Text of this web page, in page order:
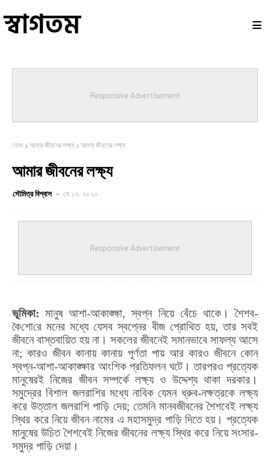
Responsive Advertisement
হোম আমার জীবনের লক্ষ্য আমার জীবনের লক্ষ্য
আমার জীবনের লক্ষ্য
সৌমিত্র বিশ্বাস মে ১৩, ২০২০
Responsive Advertisement
ভূমিকা: মানুষ আশা-আকাঙ্ক্ষা,স্বপ্ন নিয়ে বেঁচে থাকে। শৈশব-
কৈশোরে মনের মধ্যে যেসব স্বপ্নের বীজ প্রোথিত হয়,তার সবই
জীবনে বাস্তবায়িত হয় না। সকলের জীবনেই সমানভাবে সাফল্য আসে
না;কারও জীবন কানায় কানায় পূর্ণতা পায় আর কারও জীবনে কোন
স্বপ্ন-আশা-আকাঙ্ক্ষার আংশিক প্রতিফলন ঘটে। তারপরও প্রত্যেক
মানুষেরই নিজের জীবন সম্পর্কে লক্ষ্য ও উদ্দেশ্য থাকা দরকার।
সমুদ্রের বিশাল জলরাশির মধ্যে নাবিক যেমন ধ্রুব-নক্ষত্রকে লক্ষ্য
করে উত্তাল জলরাশি পাড়ি দেয়; তেমনি মানবজীবনের শৈশবেই লক্ষ্য
স্থির করে নিয়ে জীবন নামের এ মহাসমুদ্র পাড়ি দিতে হয়। প্রত্যেক
মানুষের উচিত শৈশবেই নিজের জীবনের লক্ষ্য স্থির করে নিয়ে সংসার-
সমুদ্র পাড়ি দেয়া।